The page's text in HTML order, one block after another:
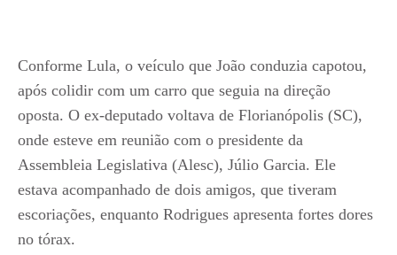
Conforme Lula, o veículo que João conduzia capotou,
após colidir com um carro que seguia na direção
oposta. O ex-deputado voltava de Florianópolis (SC),
onde esteve em reunião com o presidente da
Assembleia Legislativa (Alesc), Júlio Garcia. Ele
estava acompanhado de dois amigos, que tiveram
escoriações, enquanto Rodrigues apresenta fortes dores
no tórax.